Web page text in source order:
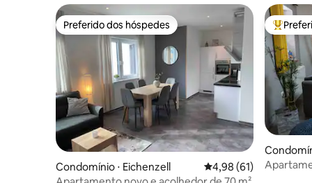
Preferido dos hóspedes
Preferido dos hóspedes
Condomínio ⋅ Eichenzell 4,98 de uma avaliação
4,98 (61)
Entre